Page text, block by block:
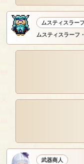
ムスティスラー
ムスティスラーフ
武器商人